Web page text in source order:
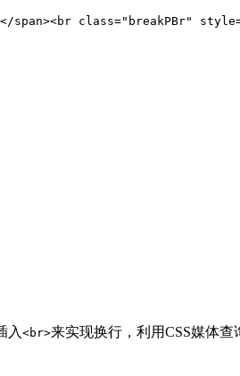
span><br class="breakPBr"
入 <br>来实现换行，利用CSS媒体查